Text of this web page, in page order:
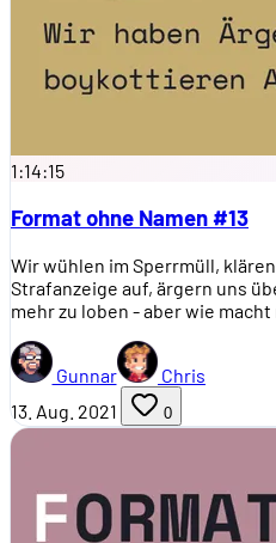
1:14:15
Format ohne Namen #13
Wir wühlen im Sperrmüll,
Strafanzeige auf, ärgern uns
mehr zu loben - aber wie macht
Gunnar
Chris
13. Aug. 2021
0